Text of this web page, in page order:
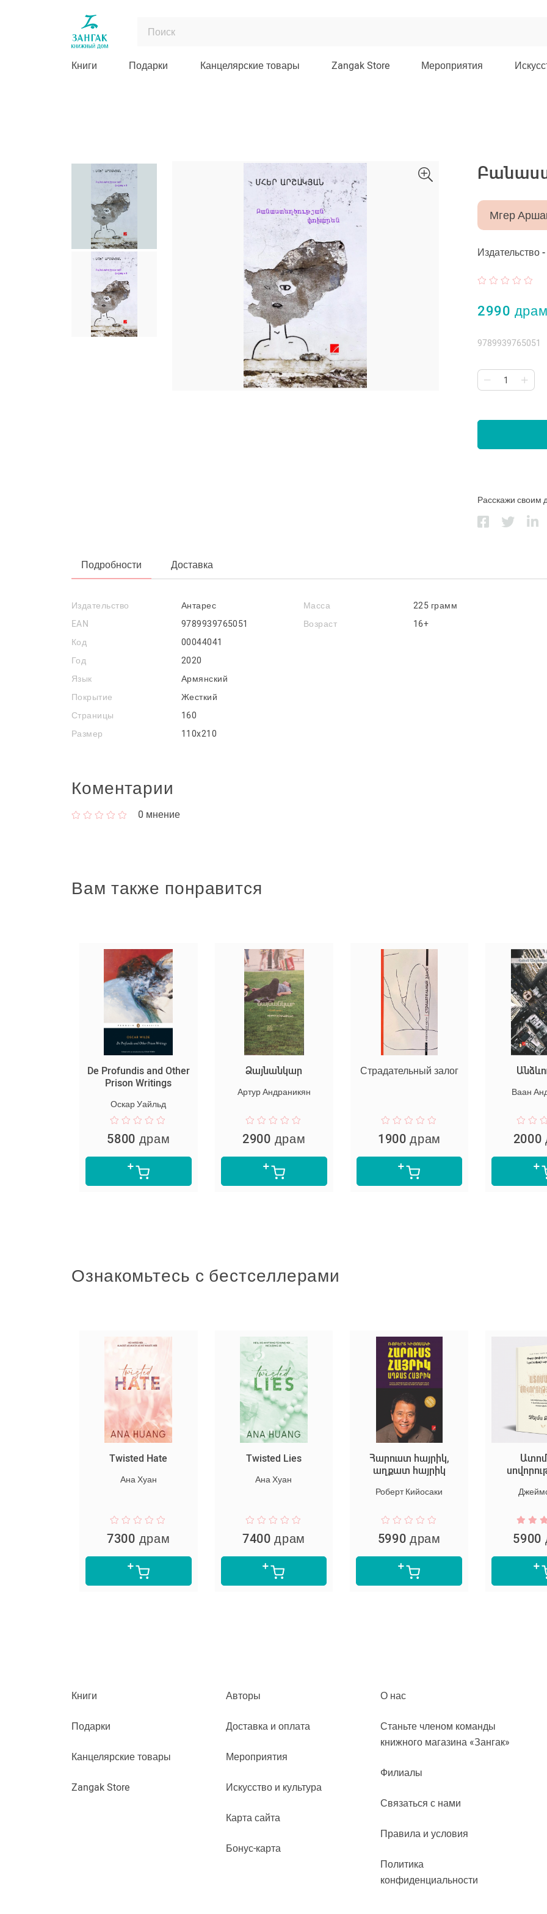
Книги Подарки Канцелярские товары Zangak Store Мероприятия
Мгер
Издательство -
2990 драм
9789939765051
Расскажи своим
Подробности Доставка
Издательство
Антарес
EAN
9789939765051
Код
00044041
Год
2020
Язык
Армянский
Покрытие
Жесткий
Страницы
160
Размер
110x210
Масса
225 грамм
Возраст
16+
Коментарии
0 мнение
Вам также понравится
De Profundis and Other
Prison Writings
Оскар Уайльд
5800 драм
Ձայնանկար
Артур Андраникян
2900 драм
Страдательный залог
1900 драм
Ваан
2000
Ознакомьтесь с бестселлерами
Twisted Hate
Ана Хуан
7300 драм
Twisted Lies
Ана Хуан
7400 драм
Հարուստ հայրիկ,
աղքատ հայրիկ
Роберт Кийосаки
5990 драм 5900
Книги
Подарки
Канцелярские товары
Zangak Store
Авторы
Доставка и оплата
Мероприятия
Искусство и культура
Карта сайта
Бонус-карта
О нас
Станьте членом команды
книжного магазина «Зангак»
Филиалы
Связаться с нами
Правила и условия
Политика
конфиденциальности